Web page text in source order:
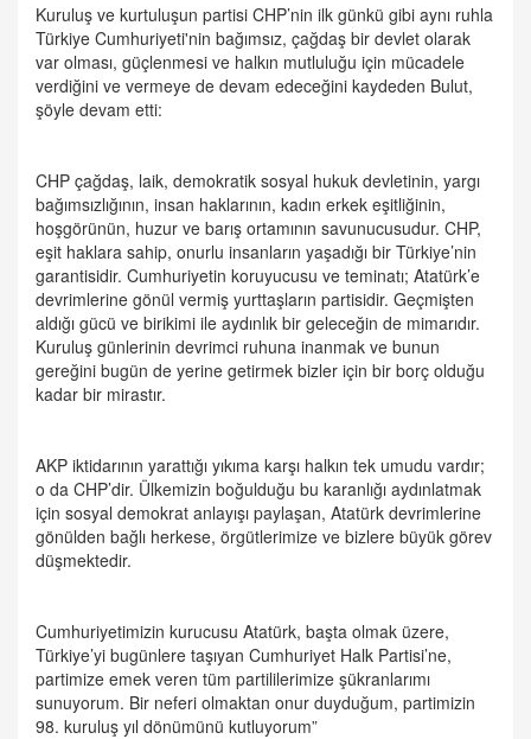
Kuruluş ve kurtuluşun partisi CHP’nin ilk günkü gibi aynı ruhla
Türkiye Cumhuriyeti'nin bağımsız, çağdaş bir devlet olarak
var olması, güçlenmesi ve halkın mutluluğu için mücadele
verdiğini ve vermeye de devam edeceğini kaydeden Bulut,
şöyle devam etti:
CHP çağdaş, laik, demokratik sosyal hukuk devletinin, yargı
bağımsızlığının, insan haklarının, kadın erkek eşitliğinin,
hoşgörünün, huzur ve barış ortamının savunucusudur. CHP,
eşit haklara sahip, onurlu insanların yaşadığı bir Türkiye’nin
garantisidir. Cumhuriyetin koruyucusu ve teminatı; Atatürk’e
devrimlerine gönül vermiş yurttaşların partisidir. Geçmişten
aldığı gücü ve birikimi ile aydınlık bir geleceğin de mimarıdır.
Kuruluş günlerinin devrimci ruhuna inanmak ve bunun
gereğini bugün de yerine getirmek bizler için bir borç olduğu
kadar bir mirastır.
AKP iktidarının yarattığı yıkıma karşı halkın tek umudu vardır;
o da CHP’dir. Ülkemizin boğulduğu bu karanlığı aydınlatmak
için sosyal demokrat anlayışı paylaşan, Atatürk devrimlerine
gönülden bağlı herkese, örgütlerimize ve bizlere büyük görev
düşmektedir.
Cumhuriyetimizin kurucusu Atatürk, başta olmak üzere,
Türkiye’yi bugünlere taşıyan Cumhuriyet Halk Partisi’ne,
partimize emek veren tüm partililerimize şükranlarımı
sunuyorum. Bir neferi olmaktan onur duyduğum, partimizin
98. kuruluş yıl dönümünü kutluyorum”